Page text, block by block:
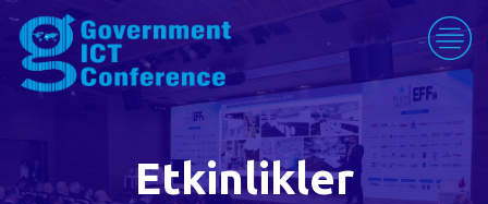
Etkinlikler